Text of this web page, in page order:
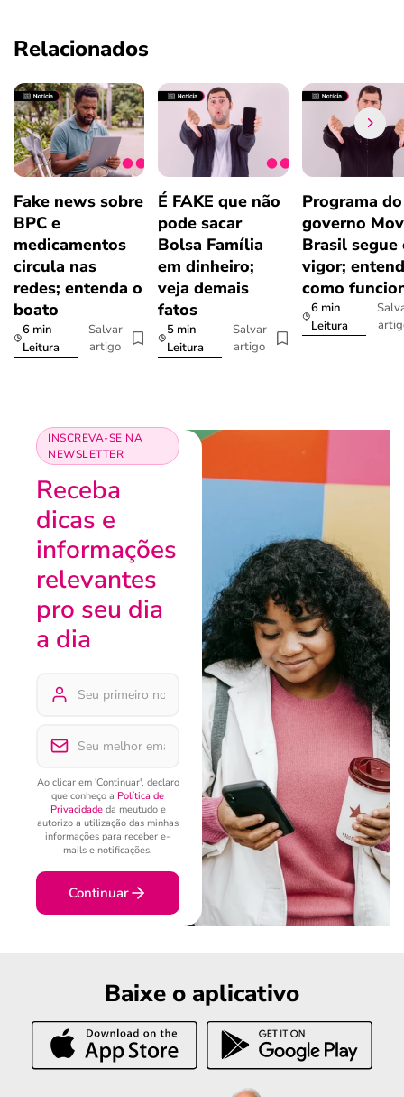
Relacionados
Fake news sobre
BPC e
medicamentos
circula nas
redes; entenda o
boato
6 min
Leitura
Salvar
artigo
É FAKE que não
pode sacar
Bolsa Família
em dinheiro;
veja demais
fatos
5 min
Leitura
Salvar
artigo
Programa do
governo
Brasil segue
vigor;
como
6 min
Leitura
INSCREVA-SE NA
NEWSLETTER
Receba
dicas e
informações
relevantes
pro seu dia
a dia
Ao clicar em 'Continuar', declaro
que conheço a Política de
Privacidadeda meutudo e
autorizo a utilização das minhas
informações para receber e-
mails e notificações.
Continuar
Baixe o aplicativo